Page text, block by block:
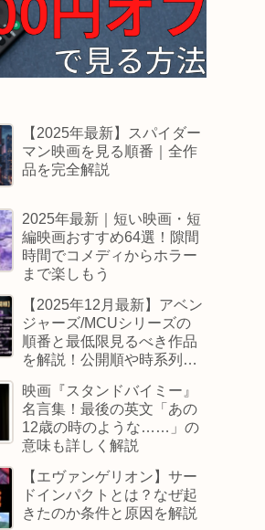
【2025年最新】スパイダー
マン映画を見る順番｜全作
品を完全解説
2025年最新｜短い映画・短
編映画おすすめ64選！隙間
時間でコメディからホラー
まで楽しもう
【2025年12月最新】アベン
ジャーズ/MCUシリーズの
順番と最低限見るべき作品
を解説！公開順や時系列順
映画『スタンドバイミー』
名言集！最後の英文「あの
12歳の時のような……」の
意味も詳しく解説
【エヴァンゲリオン】サー
ドインパクトとは？なぜ起
きたのか条件と原因を解説